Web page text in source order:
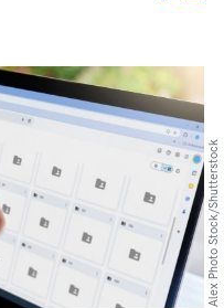
Alex Photo Stock/Shutterstock